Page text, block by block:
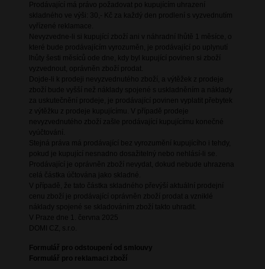
Prodávající má právo požadovat po kupujícím uhrazení
skladného ve výši: 30,- Kč za každý den prodlení s vyzvednutím
vyřízené reklamace.
Nevyzvedne-li si kupující zboží ani v náhradní lhůtě 1 měsíce, o
které bude prodávajícím vyrozuměn, je prodávající po uplynutí
lhůty šesti měsíců ode dne, kdy byl kupující povinen si zboží
vyzvednout, oprávněn zboží prodat.
Dojde-li k prodeji nevyzvednutého zboží, a výtěžek z prodeje
zboží bude vyšší než náklady spojené s uskladněním a náklady
za uskutečnění prodeje, je prodávající povinen vyplatit přebytek
z výtěžku z prodeje kupujícímu. V případě prodeje
nevyzvednutého zboží zašle prodávající kupujícímu konečné
vyúčtování.
Stejná práva má prodávající bez vyrozumění kupujícího i tehdy,
pokud je kupující nesnadno dosažitelný nebo nehlásí-li se.
Prodávající je oprávněn zboží nevydat, dokud nebude uhrazena
celá částka účtována jako skladné.
V případě, že tato částka skladného převýší aktuální prodejní
cenu zboží je prodávající oprávněn zboží prodat a vzniklé
náklady spojené se skladováním zboží takto uhradit.
V Praze dne 1. června 2025
DOMI CZ, s.r.o.
Formulář pro odstoupení od smlouvy
Formulář pro reklamaci zboží